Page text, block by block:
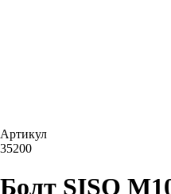
Артикул
35200
Болт SISO